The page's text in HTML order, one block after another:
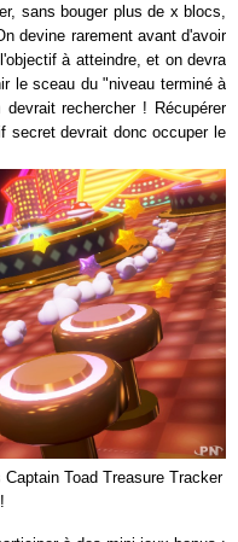
sans bouger plus de x blocs,
devine rarement avant d'avoir
à atteindre, et on devra
le sceau du "niveau terminé à
rechercher ! Récupérer
secret devrait donc occuper le
Toad Treasure Tracker